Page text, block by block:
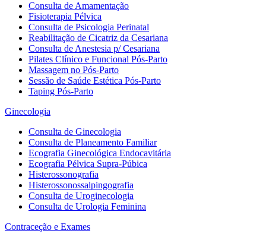
Consulta de Amamentação
Fisioterapia Pélvica
Consulta de Psicologia Perinatal
Reabilitação de Cicatriz da Cesariana
Consulta de Anestesia p/ Cesariana
Pilates Clínico e Funcional Pós-Parto
Massagem no Pós-Parto
Sessão de Saúde Estética Pós-Parto
Taping Pós-Parto
Ginecologia
Consulta de Ginecologia
Consulta de Planeamento Familiar
Ecografia Ginecológica Endocavitária
Ecografia Pélvica Supra-Púbica
Histerossonografia
Histerossonossalpingografia
Consulta de Uroginecologia
Consulta de Urologia Feminina
Contraceção e Exames